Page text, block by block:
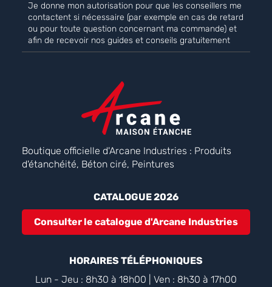
Je donne mon autorisation pour que les conseillers me
contactent si nécessaire (par exemple en cas de retard
ou pour toute question concernant ma commande) et
afin de recevoir nos guides et conseils gratuitement
Boutique officielle d'Arcane Industries : Produits
d'étanchéité, Béton ciré, Peintures
CATALOGUE 2026
Consulter le catalogue d'Arcane Industries
HORAIRES TÉLÉPHONIQUES
Lun - Jeu : 8h30 à 18h00 | Ven : 8h30 à 17h00